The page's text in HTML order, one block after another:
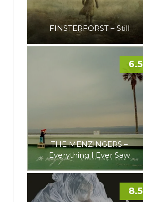
FINSTERFORST – Still
THE MENZINGERS –
Everything I Ever Saw
6.5
8.5